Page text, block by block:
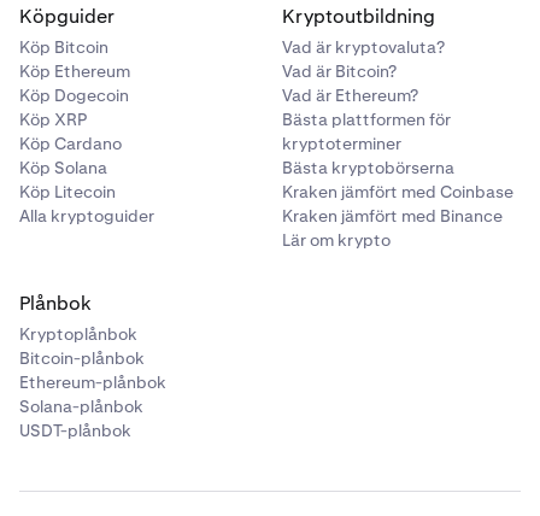
Köpguider
Köp Bitcoin
Köp Ethereum
Köp Dogecoin
Köp XRP
Köp Cardano
Köp Solana
Köp Litecoin
Alla kryptoguider
Kryptoutbildning
Vad är kryptovaluta?
Vad är Bitcoin?
Vad är Ethereum?
Bästa plattformen för
kryptoterminer
Bästa kryptobörserna
Kraken jämfört med Coinbase
Kraken jämfört med Binance
Lär om krypto
Plånbok
Kryptoplånbok
Bitcoin-plånbok
Ethereum-plånbok
Solana-plånbok
USDT-plånbok